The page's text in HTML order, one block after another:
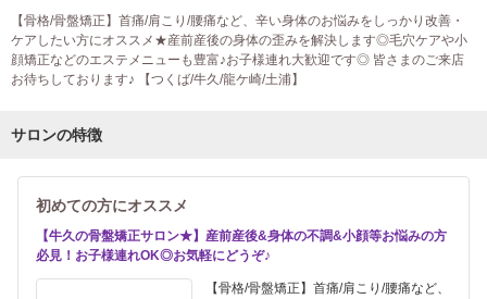
【骨格/骨盤矯正】首痛/肩こり/腰痛など、辛い身体のお悩みをしっかり改善・
ケアしたい方にオススメ★産前産後の身体の歪みを解決します◎毛穴ケアや小
顔矯正などのエステメニューも豊富♪お子様連れ大歓迎です◎ 皆さまのご来店
お待ちしております♪ 【つくば/牛久/龍ケ崎/土浦】
サロンの特徴
初めての方にオススメ
【牛久の骨盤矯正サロン★】産前産後&身体の不調&小顔等お悩みの方
必見！お子様連れOK◎お気軽にどうぞ♪
【骨格/骨盤矯正】首痛/肩こり/腰痛など、